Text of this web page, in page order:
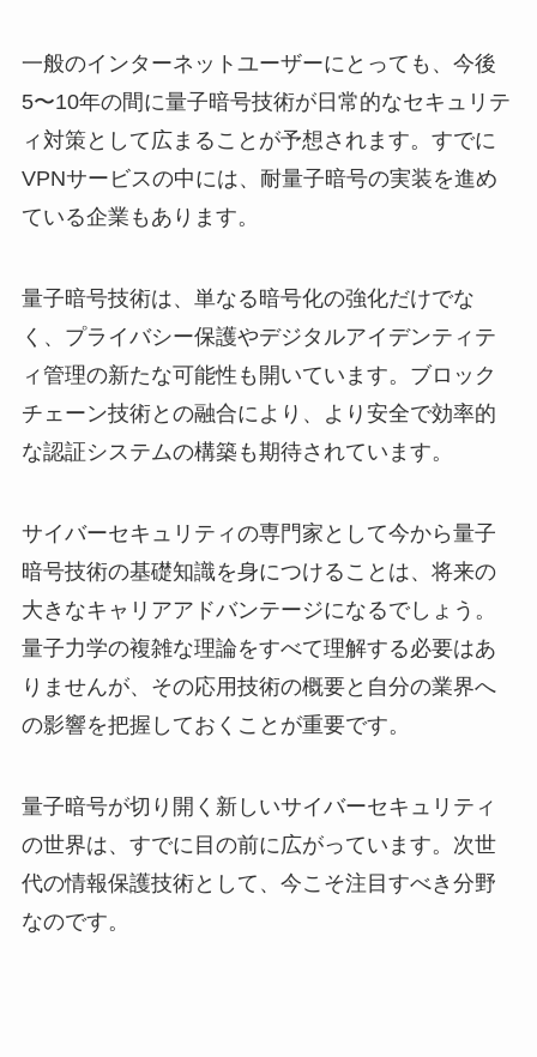
一般のインターネットユーザーにとっても、今後
5〜10年の間に量子暗号技術が日常的なセキュリテ
ィ対策として広まることが予想されます。すでに
VPNサービスの中には、耐量子暗号の実装を進め
ている企業もあります。
量子暗号技術は、単なる暗号化の強化だけでな
く、プライバシー保護やデジタルアイデンティテ
ィ管理の新たな可能性も開いています。ブロック
チェーン技術との融合により、より安全で効率的
な認証システムの構築も期待されています。
サイバーセキュリティの専門家として今から量子
暗号技術の基礎知識を身につけることは、将来の
大きなキャリアアドバンテージになるでしょう。
量子力学の複雑な理論をすべて理解する必要はあ
りませんが、その応用技術の概要と自分の業界へ
の影響を把握しておくことが重要です。
量子暗号が切り開く新しいサイバーセキュリティ
の世界は、すでに目の前に広がっています。次世
代の情報保護技術として、今こそ注目すべき分野
なのです。